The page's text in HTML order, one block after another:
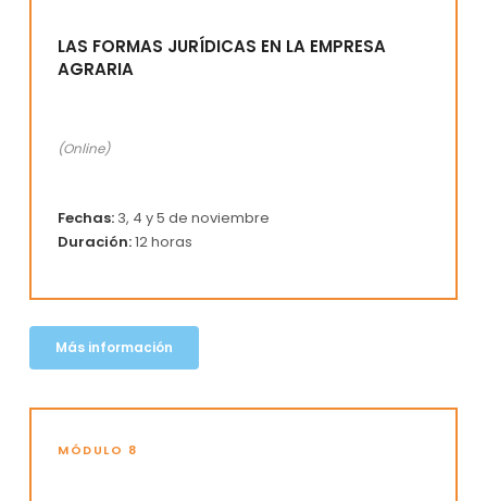
LAS FORMAS JURÍDICAS EN LA EMPRESA
AGRARIA
(Online)
Fechas: 3, 4 y 5 de noviembre
Duración:12 horas
Más información
MÓDULO 8